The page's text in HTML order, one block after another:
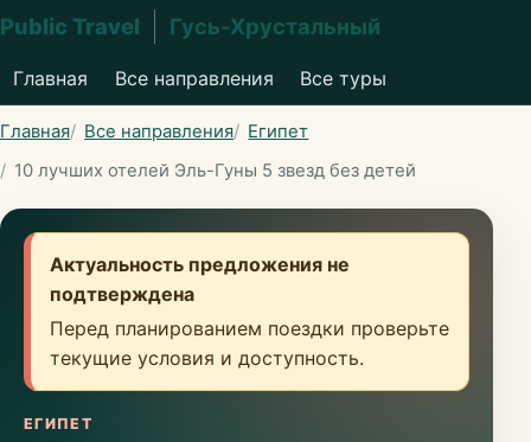
Public Travel Гусь-Хрустальный
Главная Все направления Все туры
Главная Все направления
Египет
10 лучших отелей Эль-Гуны 5 звезд без детей
Актуальность предложения не
подтверждена
Перед планированием поездки проверьте
текущие условия и доступность.
ЕГИПЕТ